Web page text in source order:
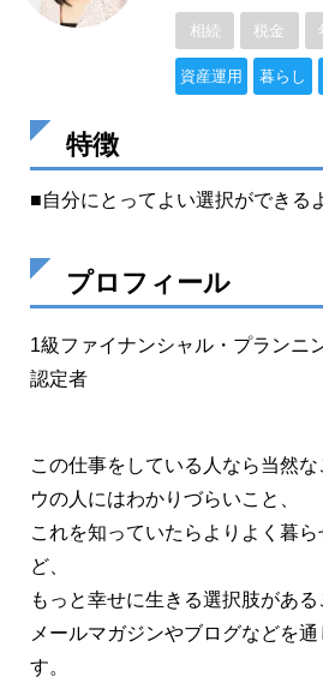
相続 税金
資産運用 暮らし
特徴
■自分にとってよい選択ができる
プロフィール
1級ファイナンシャル・プランニ
認定者
この仕事をしている人なら当然
ウの人にはわかりづらいこと、
これを知っていたらよりよく暮
ど、
もっと幸せに生きる選択肢がある
メールマガジンやブログなどを
す。